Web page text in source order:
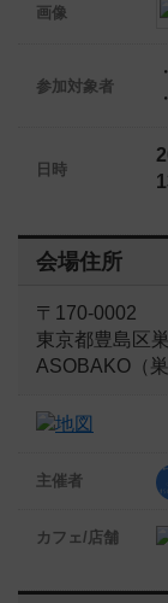
画像
参加対象者
日時
会場住所
〒170-0002
東京都豊島区
ASOBAKO（巣
主催者
カフェ/店舗